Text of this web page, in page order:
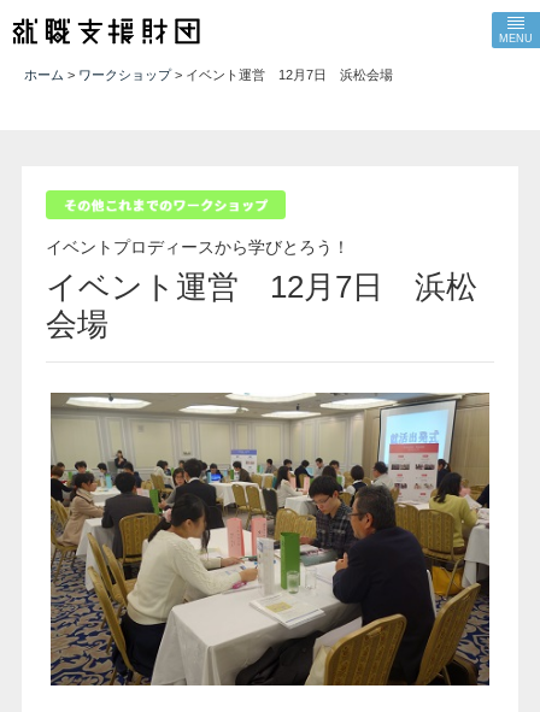
MENU
ホーム > ワークショップ> イベント運営 12月7日 浜松会場
イベントプロディースから学びとろう！
イベント運営 12月7日 浜松
会場